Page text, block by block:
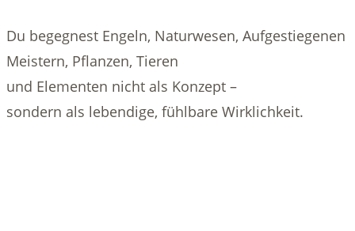
Du begegnest Engeln, Naturwesen, Aufgestiegenen
Meistern, Pflanzen, Tieren
und Elementen nicht als Konzept –
sondern als lebendige, fühlbare Wirklichkeit.